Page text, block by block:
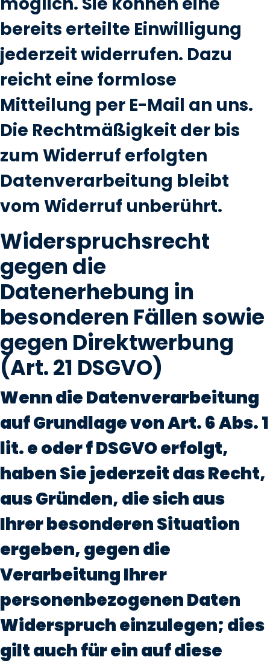
bereits erteilte Einwilligung
jederzeit widerrufen. Dazu
reicht eine formlose
Mitteilung per E-Mail an uns.
Die Rechtmäßigkeit der bis
zum Widerruf erfolgten
Datenverarbeitung bleibt
vom Widerruf unberührt.
Widerspruchsrecht
gegen die
Datenerhebung in
besonderen Fällen sowie
gegen Direktwerbung
(Art. 21 DSGVO)
Wenn die Datenverarbeitung
auf Grundlage von Art. 6 Abs. 1
lit. e oder f DSGVO erfolgt,
haben Sie jederzeit das Recht,
aus Gründen, die sich aus
Ihrer besonderen Situation
ergeben, gegen die
Verarbeitung Ihrer
personenbezogenen Daten
Widerspruch einzulegen; dies
gilt auch für ein auf diese